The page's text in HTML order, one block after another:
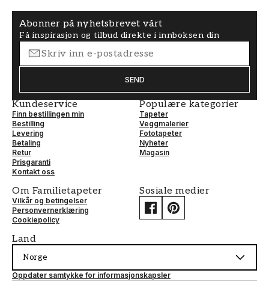
Abonner på nyhetsbrevet vårt
Få inspirasjon og tilbud direkte i innboksen din
SEND
Kundeservice
Finn bestillingen min
Bestilling
Levering
Betaling
Retur
Prisgaranti
Kontakt oss
Populære kategorier
Tapeter
Veggmalerier
Fototapeter
Nyheter
Magasin
Om Familietapeter
Vilkår og betingelser
Personvernerklæring
Cookiepolicy
Sosiale medier
Land
Norge
Oppdater samtykke for informasjonskapsler